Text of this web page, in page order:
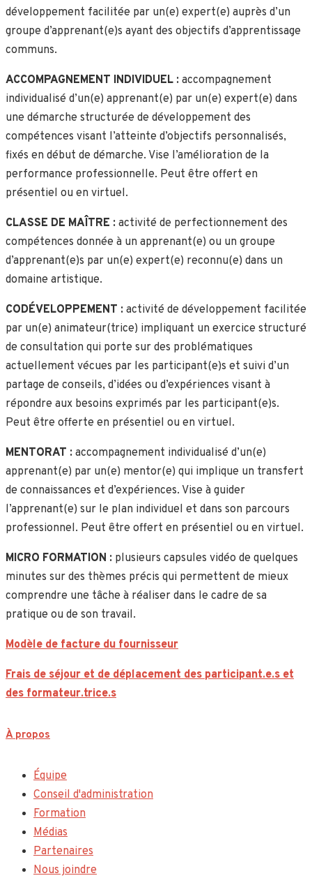
développement facilitée par un(e) expert(e) auprès d’un
groupe d’apprenant(e)s ayant des objectifs d’apprentissage
communs.
ACCOMPAGNEMENT INDIVIDUEL : accompagnement
individualisé d’un(e) apprenant(e) par un(e) expert(e) dans
une démarche structurée de développement des
compétences visant l’atteinte d’objectifs personnalisés,
fixés en début de démarche. Vise l’amélioration de la
performance professionnelle. Peut être offert en
présentiel ou en virtuel.
CLASSE DE MAÎTRE : activité de perfectionnement des
compétences donnée à un apprenant(e) ou un groupe
d’apprenant(e)s par un(e) expert(e) reconnu(e) dans un
domaine artistique.
CODÉVELOPPEMENT : activité de développement facilitée
par un(e) animateur(trice) impliquant un exercice structuré
de consultation qui porte sur des problématiques
actuellement vécues par les participant(e)s et suivi d’un
partage de conseils, d’idées ou d’expériences visant à
répondre aux besoins exprimés par les participant(e)s.
Peut être offerte en présentiel ou en virtuel.
MENTORAT : accompagnement individualisé d’un(e)
apprenant(e) par un(e) mentor(e) qui implique un transfert
de connaissances et d’expériences. Vise à guider
l’apprenant(e) sur le plan individuel et dans son parcours
professionnel. Peut être offert en présentiel ou en virtuel.
MICRO FORMATION : plusieurs capsules vidéo de quelques
minutes sur des thèmes précis qui permettent de mieux
comprendre une tâche à réaliser dans le cadre de sa
pratique ou de son travail.
Modèle de facture du fournisseur
Frais de séjour et de déplacement des participant.e.s et
des formateur.trice.s
À propos
Équipe
Conseil d'administration
Formation
Médias
Partenaires
Nous joindre